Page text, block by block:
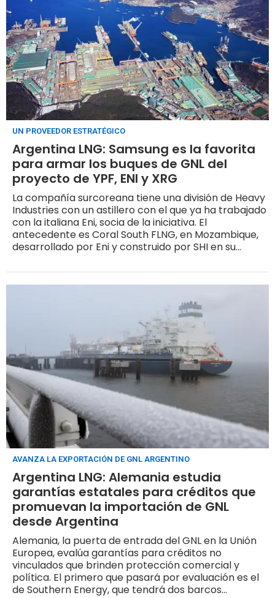
UN PROVEEDOR ESTRATÉGICO
Argentina LNG: Samsung es la favorita
para armar los buques de GNL del
proyecto de YPF, ENI y XRG
La compañía surcoreana tiene una división de Heavy
Industries con un astillero con el que ya ha trabajado
con la italiana Eni, socia de la iniciativa. El
antecedente es Coral South FLNG, en Mozambique,
desarrollado por Eni y construido por SHI en su
AVANZA LA EXPORTACIÓN DE GNL ARGENTINO
Argentina LNG: Alemania estudia
garantías estatales para créditos que
promuevan la importación de GNL
desde Argentina
Alemania, la puerta de entrada del GNL en la Unión
Europea, evalúa garantías para créditos no
vinculados que brinden protección comercial y
política. El primero que pasará por evaluación es el
de Southern Energy, que tendrá dos barcos